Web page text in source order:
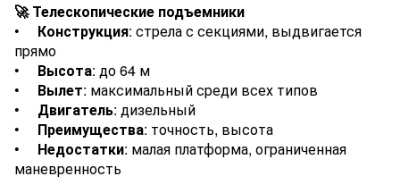
🚀 Телескопические подъемники
• Конструкция: стрела с секциями, выдвигается
прямо
• Высота: до 64 м
• Вылет: максимальный среди всех типов
• Двигатель: дизельный
• Преимущества: точность, высота
• Недостатки: малая платформа, ограниченная
маневренность